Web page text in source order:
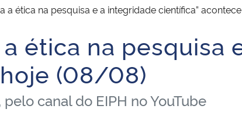
Desenvolvimento Regional
União
Advocacia-Geral da União Banco Central do Brasil
a ética na pesquisa e a integridade científica”
ética na pesquisa
(08/08)
canal do EIPH no YouTube